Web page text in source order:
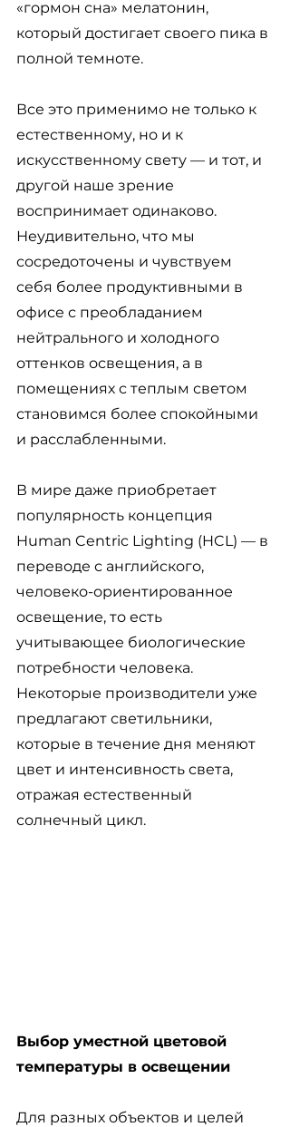
«гормон сна» мелатонин,
который достигает своего пика в
полной темноте.
Все это применимо не только к
естественному, но и к
искусственному свету — и тот, и
другой наше зрение
воспринимает одинаково.
Неудивительно, что мы
сосредоточены и чувствуем
себя более продуктивными в
офисе с преобладанием
нейтрального и холодного
оттенков освещения, а в
помещениях с теплым светом
становимся более спокойными
и расслабленными.
В мире даже приобретает
популярность концепция
Human Centric Lighting (HCL) — в
переводе с английского,
человеко-ориентированное
освещение, то есть
учитывающее биологические
потребности человека.
Некоторые производители уже
предлагают светильники,
которые в течение дня меняют
цвет и интенсивность света,
отражая естественный
солнечный цикл.
Выбор уместной цветовой
температуры в освещении
Для разных объектов и целей